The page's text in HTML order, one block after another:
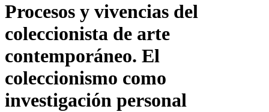
Procesos y vivencias del
coleccionista de arte
contemporáneo. El
coleccionismo como
investigación personal